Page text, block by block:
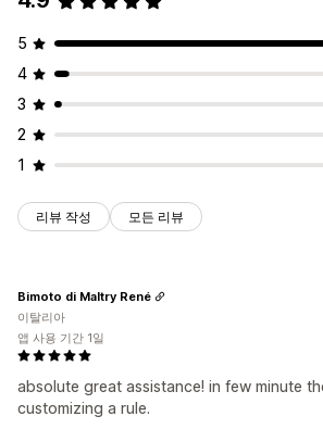
5
4
3
2
1
리뷰 작성 모든 리뷰
absolute great assistance! in few minute
customizing a rule.
Bimoto di Maltry René
이탈리아
앱 사용 기간 1일